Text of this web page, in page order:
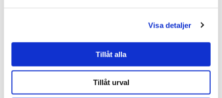
Visa detaljer
Tillåt alla
Tillåt urval
Referensjobb: Malörtsvägen
(takbyte, tillbyggnad,
fasadrenovering)